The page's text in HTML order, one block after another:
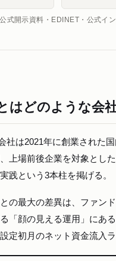
式開示資料・EDINET・公式イ
はどのような会
社は2021年に創業された
上場前後企業を対象とし
践という3本柱を掲げる。
の最大の差異は、ファン
「顔の見える運用」にあ
設定初月のネット資金流入